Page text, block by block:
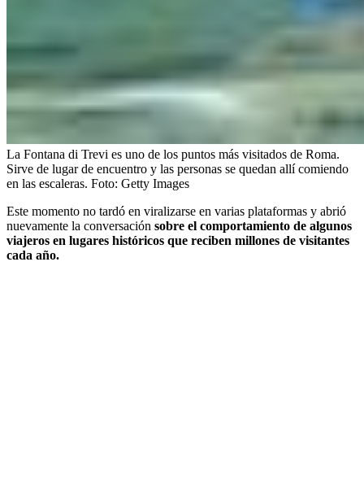
La Fontana di Trevi es uno de los puntos más visitados de Roma.
Sirve de lugar de encuentro y las personas se quedan allí comiendo
en las escaleras. Foto: Getty Images
Este momento no tardó en viralizarse en varias plataformas y abrió
nuevamente la conversación sobre el comportamiento de algunos
viajeros en lugares históricos que reciben millones de visitantes
cada año.